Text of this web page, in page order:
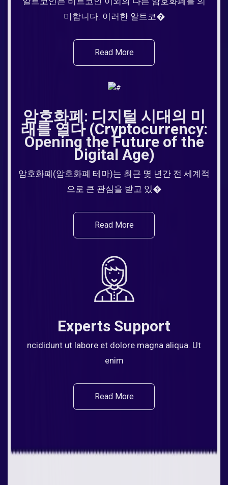
미합니다. 이러한 알트코�
Read More
암호화폐: 디지털 시대의 미
래를 열다 (Cryptocurrency:
Opening the Future of the
Digital Age)
암호화폐(암호화폐 테마)는 최근 몇 년간 전 세계적
으로 큰 관심을 받고 있�
Read More
Experts Support
ncididunt ut labore et dolore magna aliqua. Ut
enim
Read More